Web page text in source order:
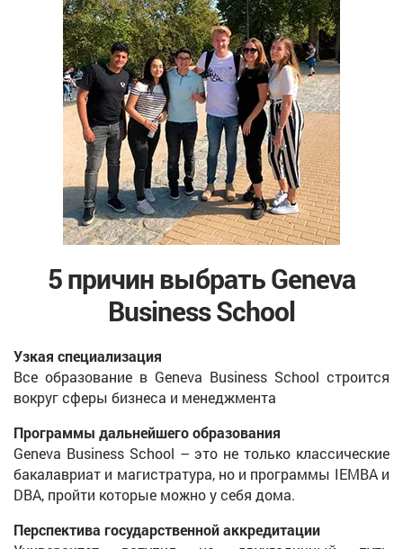
5 причин выбрать Geneva
Business School
Узкая специализация
Все образование в Geneva Business School строится
вокруг сферы бизнеса и менеджмента
Программы дальнейшего образования
Geneva Business School – это не только классические
бакалавриат и магистратура, но и программы IEMBA и
DBA, пройти которые можно у себя дома.
Перспектива государственной аккредитации